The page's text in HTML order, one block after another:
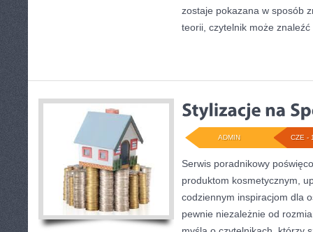
zostaje pokazana w sposób
teorii, czytelnik może znaleźć
CZE -
ADMIN
Serwis poradnikowy
produktom kosmetycznym,
codziennym inspiracjom dla
pewnie niezależnie od